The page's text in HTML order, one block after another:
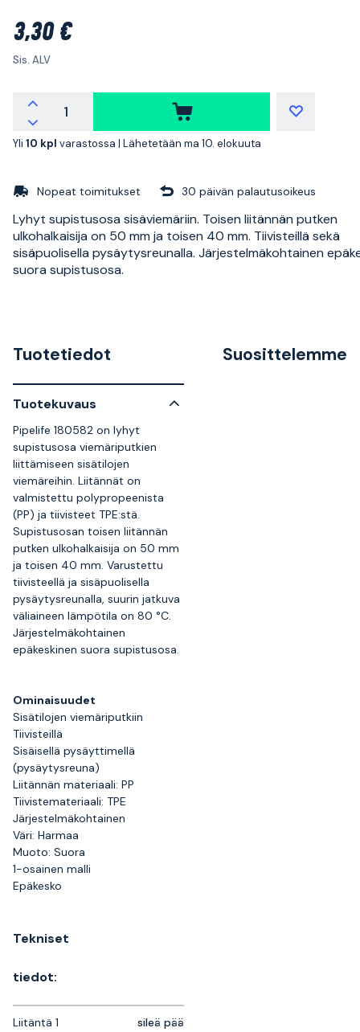
3,30 €
Sis. ALV
Yli 10 kpl varastossa | Lähetetään ma 10. elokuuta
Nopeat toimitukset 30 päivän palautusoikeus
Lyhyt supistusosa sisäviemäriin. Toisen liitännän putken
ulkohalkaisija on 50 mm ja toisen 40 mm. Tiivisteillä sekä
sisäpuolisella pysäytysreunalla. Järjestelmäkohtainen
suora supistusosa.
Tuotetiedot
Tuotekuvaus
Pipelife 180582 on lyhyt
supistusosa viemäriputkien
liittämiseen sisätilojen
viemäreihin. Liitännät on
valmistettu polypropeenista
(PP) ja tiivisteet TPE:stä.
Supistusosan toisen liitännän
putken ulkohalkaisija on 50 mm
ja toisen 40 mm. Varustettu
tiivisteellä ja sisäpuolisella
pysäytysreunalla, suurin jatkuva
väliaineen lämpötila on 80 °C.
Järjestelmäkohtainen
epäkeskinen suora supistusosa.
Ominaisuudet
Sisätilojen viemäriputkiin
Tiivisteillä
Sisäisellä pysäyttimellä
(pysäytysreuna)
Liitännän materiaali: PP
Tiivistemateriaali: TPE
Järjestelmäkohtainen
Väri: Harmaa
Muoto: Suora
1-osainen malli
Epäkesko
Tekniset
tiedot:
Liitäntä 1 sileä pää
Suosittelemme